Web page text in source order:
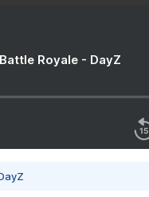
Royale - DayZ